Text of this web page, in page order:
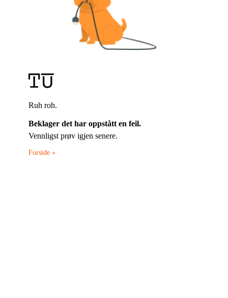
Ruh roh.
Beklager det har oppstått en feil.
Vennligst prøv igjen senere.
Forside »